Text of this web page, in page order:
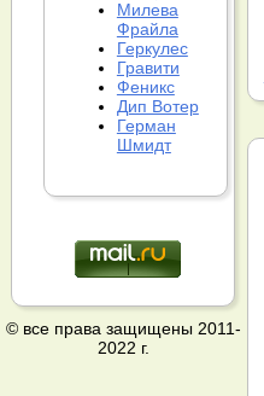
Милева
Фрайла
Геркулес
Гравити
Феникс
Дип Вотер
Герман
Шмидт
© все права защищены 2011-
2022 г.